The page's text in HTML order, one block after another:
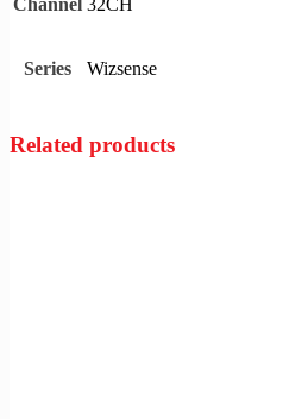
Channel 32CH
Series Wizsense
Related products